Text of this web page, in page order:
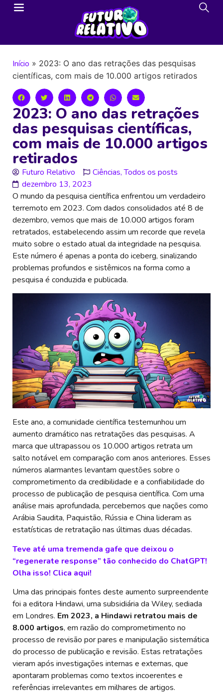
Início » 2023: O ano das retrações das pesquisas
científicas, com mais de 10.000 artigos retirados
2023: O ano das retrações
das pesquisas científicas,
com mais de 10.000 artigos
retirados
Futuro Relativo Ciências,Todos os posts
dezembro 13, 2023
O mundo da pesquisa científica enfrentou um verdadeiro
terremoto em 2023. Com dados consolidados até 8 de
dezembro, vemos que mais de 10.000 artigos foram
retratados, estabelecendo assim um recorde que revela
muito sobre o estado atual da integridade na pesquisa.
Este número é apenas a ponta do iceberg, sinalizando
problemas profundos e sistêmicos na forma como a
pesquisa é conduzida e publicada.
Este ano, a comunidade científica testemunhou um
aumento dramático nas retratações das pesquisas. A
marca que ultrapassou os 10.000 artigos retrata um
salto notável em comparação com anos anteriores. Esses
números alarmantes levantam questões sobre o
comprometimento da credibilidade e a confiabilidade do
processo de publicação de pesquisa científica. Com uma
análise mais aprofundada, percebemos que nações como
Arábia Saudita, Paquistão, Rússia e China lideram as
estatísticas de retratação nas últimas duas décadas.
Teve até uma tremenda gafe que deixou o
“regenerate response” tão conhecido do ChatGPT!
Olha isso! Clica aqui!
Uma das principais fontes deste aumento surpreendente
foi a editora Hindawi, uma subsidiária da Wiley, sediada
em Londres. Em 2023, a Hindawi retratou mais de
8.000 artigos, em razão do comprometimento no
processo de revisão por pares e manipulação sistemática
do processo de publicação e revisão. Estas retratações
vieram após investigações internas e externas, que
apontaram problemas como textos incoerentes e
referências irrelevantes em milhares de artigos.